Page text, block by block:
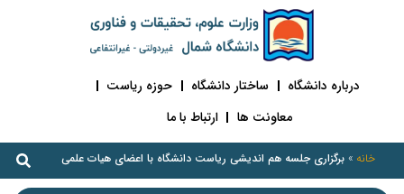
درباره دانشگاه ساختار دانشگاه
حوزه ریاست
معاونت ها
ارتباط با ما
خانه »برگزاری جلسه هم اندیشی ریاست دانشگاه با اعضای هیات علمی